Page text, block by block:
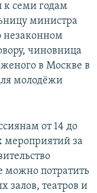
к семи годам
министра
незаконном
чиновница
в Москве в
молодёжи
от 14 до
мероприятий за
можно потратить
залов, театров и